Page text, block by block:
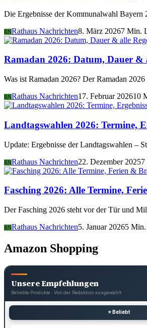
Die Ergebnisse der Kommunalwahl
RNRathaus Nachrichten8. März 20267 Min.
Ramadan 2026: Datum, Dauer &
Was ist Ramadan 2026? Der Ramadan
RNRathaus Nachrichten17. Februar 202610
Landtagswahlen 2026: Termine,
Update: Ergebnisse der Landtagswahlen –
RNRathaus Nachrichten22. Dezember 20257
Fasching 2026: Alle Termine,
Der Fasching 2026 steht vor der Tür und
RNRathaus Nachrichten5. Januar 20265 Min.
Amazon Shopping
Unsere Empfehlungen
Beliebte Produkte · Von der Redaktion ausgewählt
⭐ Beliebt